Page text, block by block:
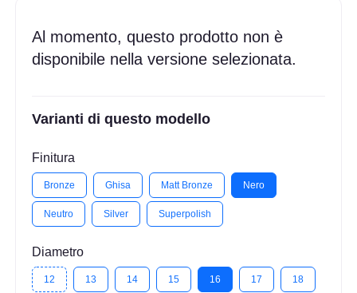
Al momento, questo prodotto non è
disponibile nella versione selezionata.
Varianti di questo modello
Finitura
Bronze Ghisa Matt Bronze Nero
Neutro Silver Superpolish
Diametro
12 13 14 15 16 17 18